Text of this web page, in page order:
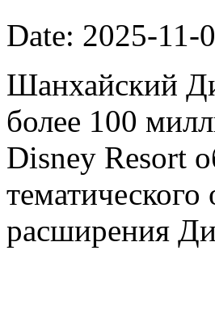
Date: 2025-11-
Шанхайский
более 100
Disney Resort
расширения